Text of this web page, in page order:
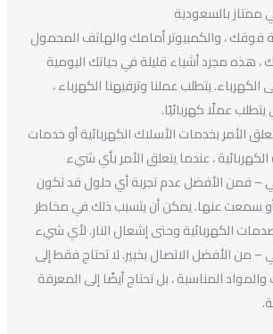
بالسعودية
، والكمبيوتر أمامك والهاتف المحمول
مجرد أشياء قليلة في حياتك اليومية
يتطلب عملنا وترفيهنا الكهرباء ،
عملًا كهربائيًا.
بخدمات الأسلاك الكهربائية أو خدمات
، عندما يتعلق الأمر بأي شيء
الأفضل عدم تجربة أي حلول قد تكون
عنها. يمكن أن يتسبب ذلك في مخاطر
الكهربائية وحتى إشعال النار. لأي شيء
الأفضل الاتصال بخبير. لا تحتاج فقط إلى
المناسبة ، بل تحتاج أيضًا إلى المعرفة